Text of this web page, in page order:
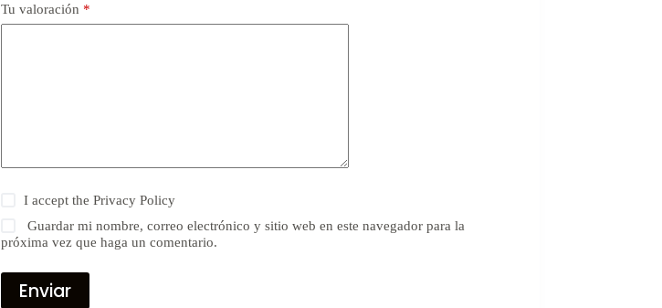
Tu valoración *
I accept the Privacy Policy
Guardar mi nombre, correo electrónico y sitio web en este navegador para la
próxima vez que haga un comentario.
Enviar